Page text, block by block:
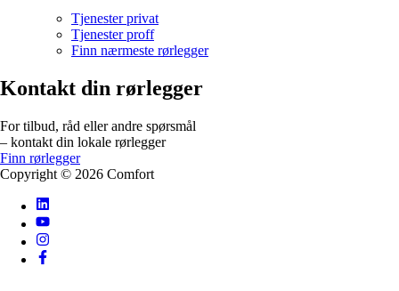
Tjenester privat
Tjenester proff
Finn nærmeste rørlegger
Kontakt din rørlegger
For tilbud, råd eller andre spørsmål
– kontakt din lokale rørlegger
Finn rørlegger
Copyright © 2026 Comfort